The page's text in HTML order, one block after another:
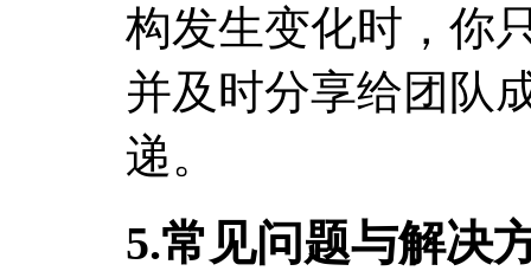
构发生变化时，你
并及时分享给团队
递。
5.常见问题与解决